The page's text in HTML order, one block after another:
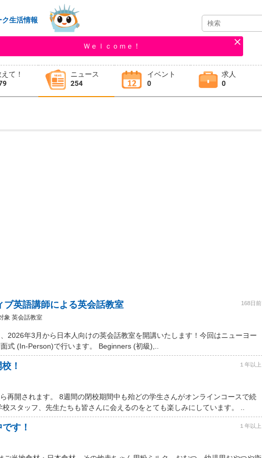
生活情報
Ｗｅｌｃｏｍｅ！
て！
ニュース
254
イベント
0
求人
0
英語講師による英会話教室 168日前
象 英会話教室
2026年3月から日本人向けの英会話教室を開講いたします！今回はニューヨー
式 (In-Person)で行います。 Beginners (初級),..
！ １年以上
再開されます。 8週間の閉校期間中も殆どの学生さんがオンラインコースで続
スタッフ、先生たちも皆さんに会えるのをとても楽しみにしています。 ..
す！ １年以上